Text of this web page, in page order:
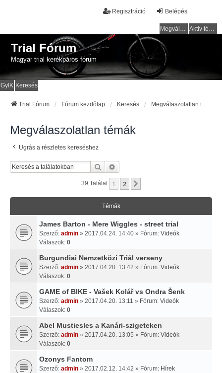
Belépés
Regisztráció
Megválaszolatlan témák Aktív témák
Trial Fórum
Magyar trial kerékpáros fórum
GyIK Keresés
Trial Fórum Fórum kezdőlap Keresés
Megválaszolatlan témák
Ugrás a részletes kereséshez
Keresés
39 Találat 1 2
Témák
James Barton - Mere Wiggles - street trial
Szerző: admin » 2017.04.24. 14:40 » Fórum: Videók
Válaszok: 0
Burgundiai Nemzetközi Triál verseny
Szerző: admin » 2017.04.20. 13:42 » Fórum: Videók
Válaszok: 0
GAME of BIKE - Vašek Kolář vs Ondra Šenk
Szerző: admin » 2017.04.20. 13:11 » Fórum: Videók
Válaszok: 0
Abel Mustiesles a Kanári-szigeteken
Szerző: admin » 2017.04.20. 13:05 » Fórum: Videók
Válaszok: 0
Ozonys Fantom
Szerző: admin » 2017.02.12. 14:42 » Fórum: Hírek